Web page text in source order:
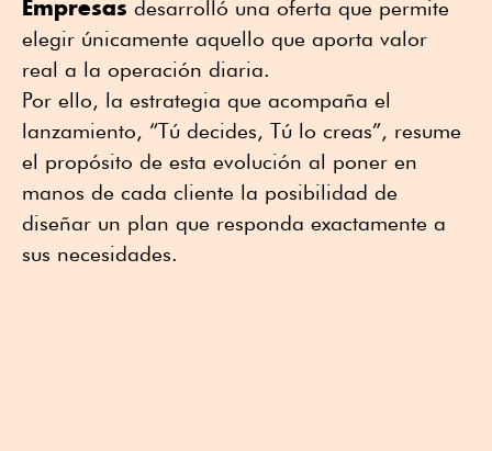
Empresas desarrolló una oferta que permite
elegir únicamente aquello que aporta valor
real a la operación diaria.
Por ello, la estrategia que acompaña el
lanzamiento, “Tú decides, Tú lo creas”, resume
el propósito de esta evolución al poner en
manos de cada cliente la posibilidad de
diseñar un plan que responda exactamente a
sus necesidades.